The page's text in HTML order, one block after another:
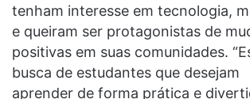
tenham interesse em tecnologia,
e queiram ser protagonistas de
positivas em suas comunidades.
busca de estudantes que desejam
aprender de forma prática e